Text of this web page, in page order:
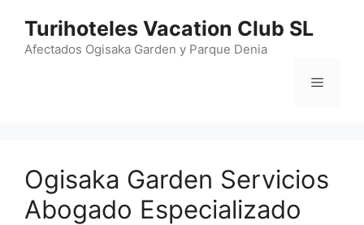
contenido
Turihoteles Vacation Club SL
Afectados Ogisaka Garden y Parque Denia
Menú
Ogisaka Garden Servicios
Abogado Especializado